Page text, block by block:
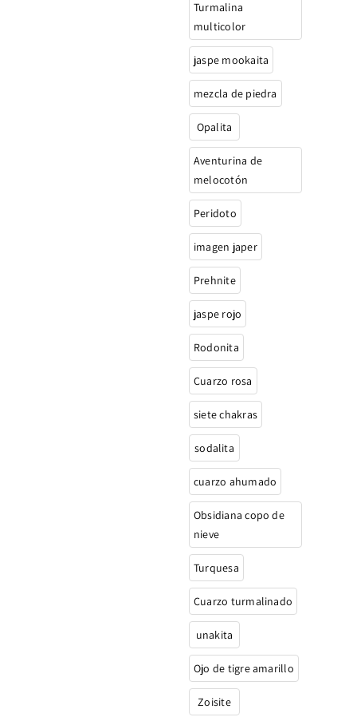
Turmalina
multicolor
jaspe mookaita
mezcla de piedra
Opalita
Aventurina de
melocotón
Peridoto
imagen japer
Prehnite
jaspe rojo
Rodonita
Cuarzo rosa
siete chakras
sodalita
cuarzo ahumado
Obsidiana copo de
nieve
Turquesa
Cuarzo turmalinado
unakita
Ojo de tigre amarillo
Zoisite